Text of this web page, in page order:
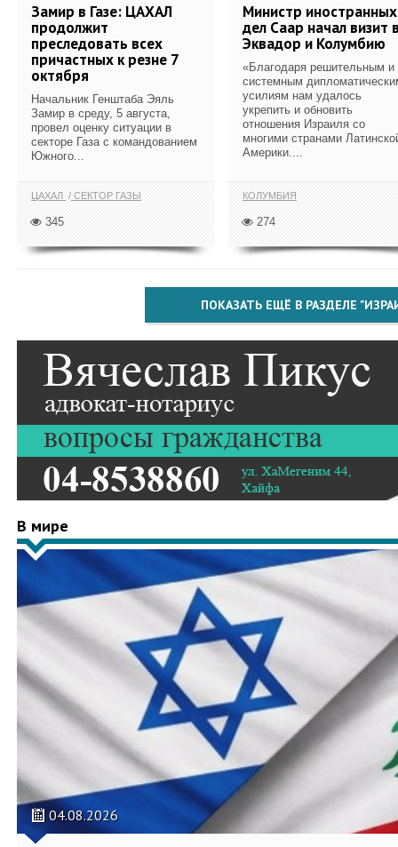
Замир в Газе: ЦАХАЛ
продолжит
преследовать всех
причастных к резне 7
октября
Начальник Генштаба Эяль
Замир в среду, 5 августа,
провел оценку ситуации в
секторе Газа с командованием
Южного...
ЦАХАЛ СЕКТОР ГАЗЫ
345
Министр иностранных
дел Саар начал визит
Эквадор и Колумбию
«Благодаря решительным и
системным
усилиям нам удалось
укрепить и обновить
отношения Израиля со
многими странами
Америки....
КОЛУМБИЯ
274
ПОКАЗАТЬ ЕЩЁ В РАЗДЕЛЕ
В мире
04.08.2026